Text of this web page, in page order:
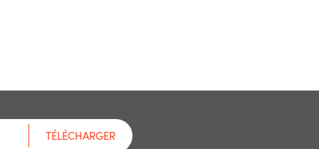
TÉLÉCHARGER